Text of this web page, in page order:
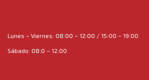
o
n
Lunes – Viernes: 08:00 – 12:00 / 15:00 – 19:00
Sábado: 08:0 – 12:00